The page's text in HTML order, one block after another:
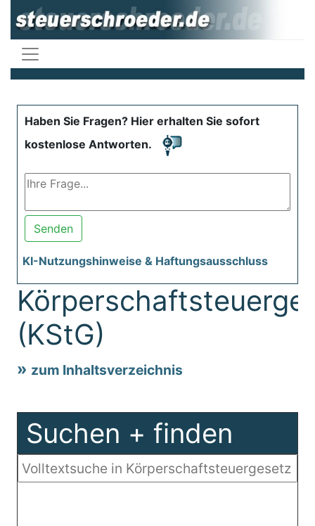
Haben Sie Fragen? Hier erhalten Sie sofort
kostenlose Antworten.
Senden
KI-Nutzungshinweise & Haftungsausschluss
(KStG)
zum Inhaltsverzeichnis
Suchen + finden